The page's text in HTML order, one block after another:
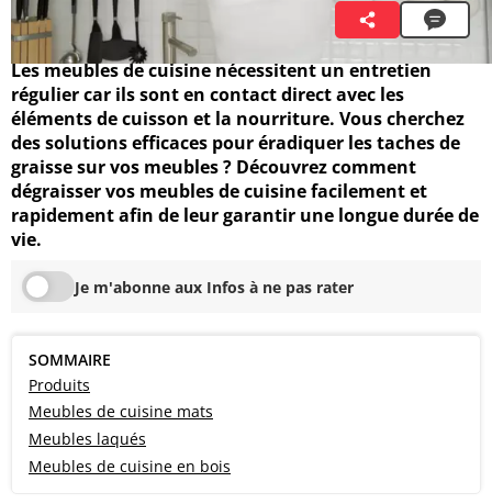
Cynda Touri
7 octobre 2023 06:05
Les meubles de cuisine nécessitent un entretien
régulier car ils sont en contact direct avec les
éléments de cuisson et la nourriture. Vous cherchez
des solutions efficaces pour éradiquer les taches de
graisse sur vos meubles ? Découvrez comment
dégraisser vos meubles de cuisine facilement et
rapidement afin de leur garantir une longue durée de
vie.
Je m'abonne aux Infos à ne pas rater
SOMMAIRE
Produits
Meubles de cuisine mats
Meubles laqués
Meubles de cuisine en bois